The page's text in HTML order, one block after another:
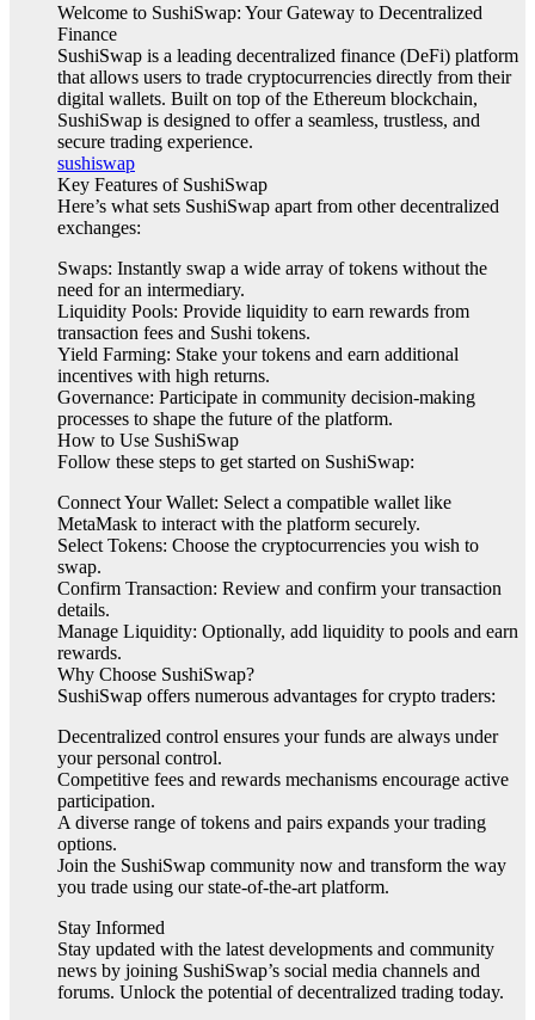
Welcome to SushiSwap: Your Gateway to Decentralized
Finance
SushiSwap is a leading decentralized finance (DeFi) platform
that allows users to trade cryptocurrencies directly from their
digital wallets. Built on top of the Ethereum blockchain,
SushiSwap is designed to offer a seamless, trustless, and
secure trading experience.
sushiswap
Key Features of SushiSwap
Here’s what sets SushiSwap apart from other decentralized
exchanges:
Swaps: Instantly swap a wide array of tokens without the
need for an intermediary.
Liquidity Pools: Provide liquidity to earn rewards from
transaction fees and Sushi tokens.
Yield Farming: Stake your tokens and earn additional
incentives with high returns.
Governance: Participate in community decision-making
processes to shape the future of the platform.
How to Use SushiSwap
Follow these steps to get started on SushiSwap:
Connect Your Wallet: Select a compatible wallet like
MetaMask to interact with the platform securely.
Select Tokens: Choose the cryptocurrencies you wish to
swap.
Confirm Transaction: Review and confirm your transaction
details.
Manage Liquidity: Optionally, add liquidity to pools and earn
rewards.
Why Choose SushiSwap?
SushiSwap offers numerous advantages for crypto traders:
Decentralized control ensures your funds are always under
your personal control.
Competitive fees and rewards mechanisms encourage active
participation.
A diverse range of tokens and pairs expands your trading
options.
Join the SushiSwap community now and transform the way
you trade using our state-of-the-art platform.
Stay Informed
Stay updated with the latest developments and community
news by joining SushiSwap’s social media channels and
forums. Unlock the potential of decentralized trading today.